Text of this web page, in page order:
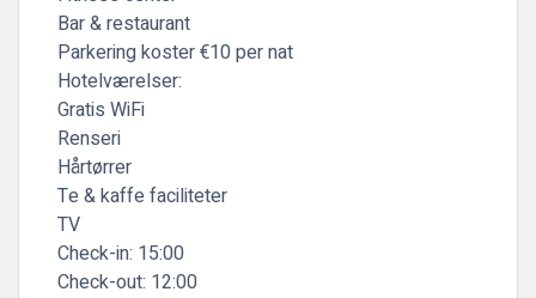
Bar & restaurant
Parkering koster €10 per nat
Hotelværelser:
Gratis WiFi
Renseri
Hårtørrer
Te & kaffe faciliteter
TV
Check-in: 15:00
Check-out: 12:00